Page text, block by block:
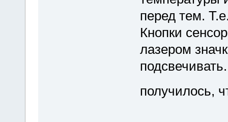
перед тем.
Кнопки
лазером
получилось,